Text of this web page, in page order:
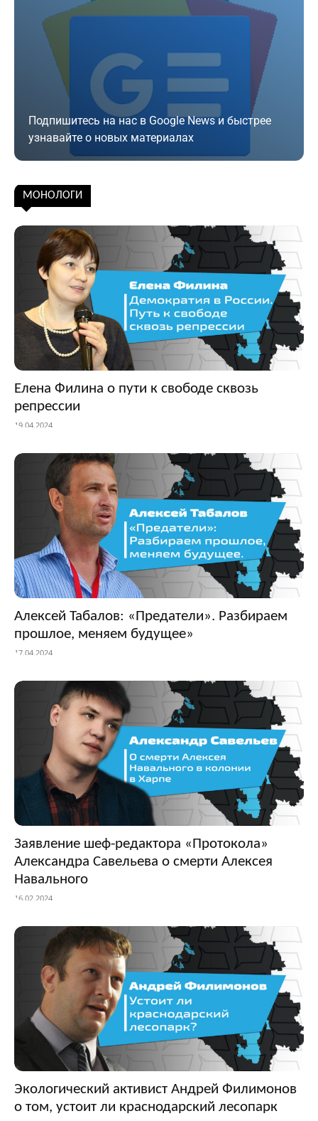
Подпишитесь на нас в Google News и быстрее
узнавайте о новых материалах
Подписаться
МОНОЛОГИ
Елена Филина о пути к свободе сквозь
репрессии
19.04.2024
Алексей Табалов: «Предатели». Разбираем
прошлое, меняем будущее»
17.04.2024
Заявление шеф-редактора «Протокола»
Александра Савельева о смерти Алексея
Навального
16.02.2024
Экологический активист Андрей Филимонов
о том, устоит ли краснодарский лесопарк